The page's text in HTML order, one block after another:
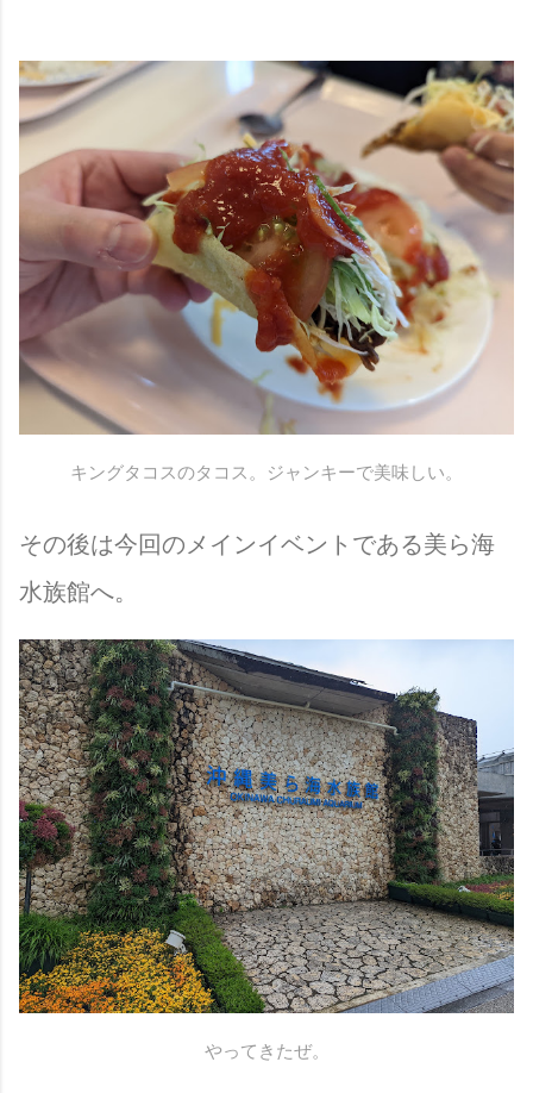
キングタコスのタコス。ジャンキーで美味しい。
その後は今回のメインイベントである美ら海
水族館へ。
やってきたぜ。